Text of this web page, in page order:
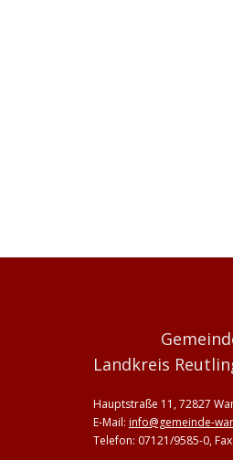
Landkreis
Hauptstraße 11, 72827
E-Mail: info@gemeinde-
Telefon: 07121/9585-0,